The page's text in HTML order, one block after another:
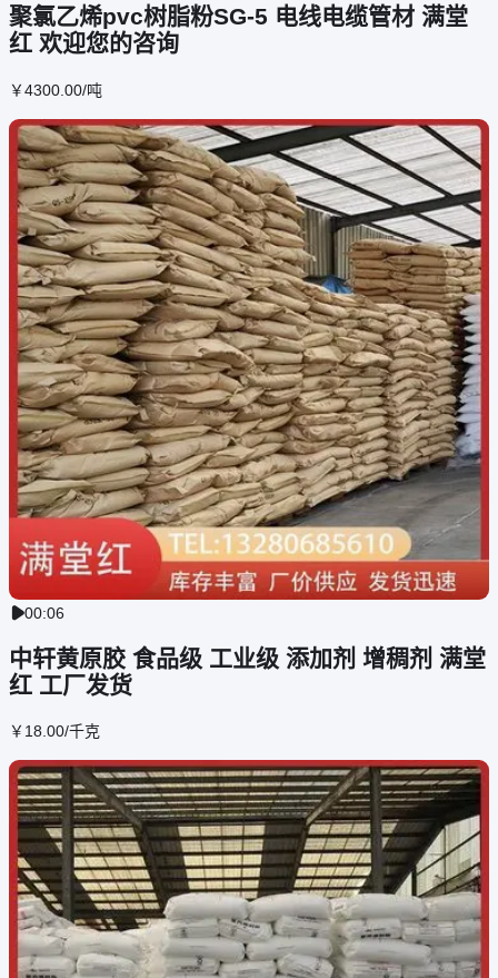
聚氯乙烯pvc树脂粉SG-5 电线电缆管材 满堂
红 欢迎您的咨询
￥4300 .00/吨
00:06
中轩黄原胶 食品级 工业级 添加剂 增稠剂 满堂
红 工厂发货
￥ 18.00/千克